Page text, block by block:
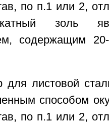
по п.1 или 2,
золь
содержащим
для листовой
способом
по п.1 или 2,